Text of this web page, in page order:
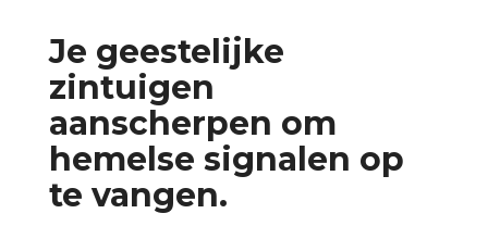
Je geestelijke
zintuigen
aanscherpen om
hemelse signalen op
te vangen.